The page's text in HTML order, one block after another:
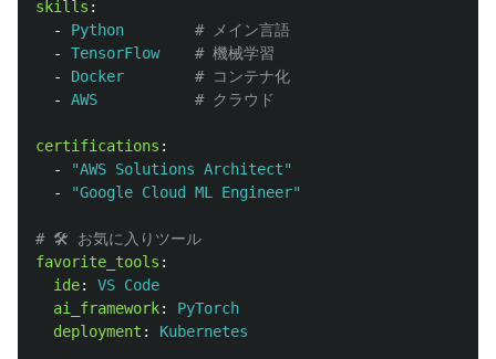
skills :
-
Python
# メイン言語
-
TensorFlow
# 機械学習
-
Docker
# コンテナ化
-
AWS # クラウド
certifications :
-
"AWS Solutions Architect"
-
"Google Cloud ML Engineer"
# 🛠️ お気に入りツール
favorite_tools :
ide:
VS Code
ai_framework:
PyTorch
deployment : Kubernetes